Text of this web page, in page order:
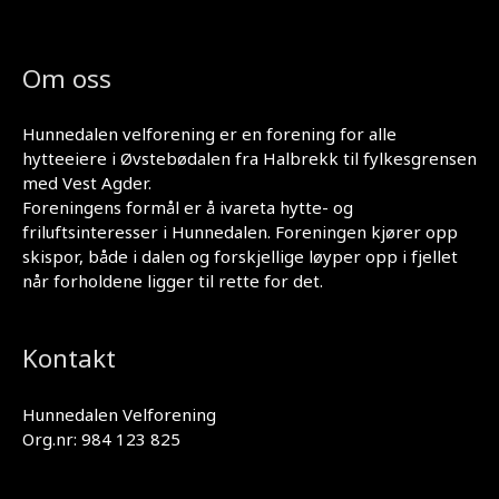
Om oss
Hunnedalen velforening er en forening for alle
hytteeiere i Øvstebødalen fra Halbrekk til fylkesgrensen
med Vest Agder.
Foreningens formål er å ivareta hytte- og
friluftsinteresser i Hunnedalen. Foreningen kjører opp
skispor, både i dalen og forskjellige løyper opp i fjellet
når forholdene ligger til rette for det.
Kontakt
Hunnedalen Velforening
Org.nr: 984 123 825